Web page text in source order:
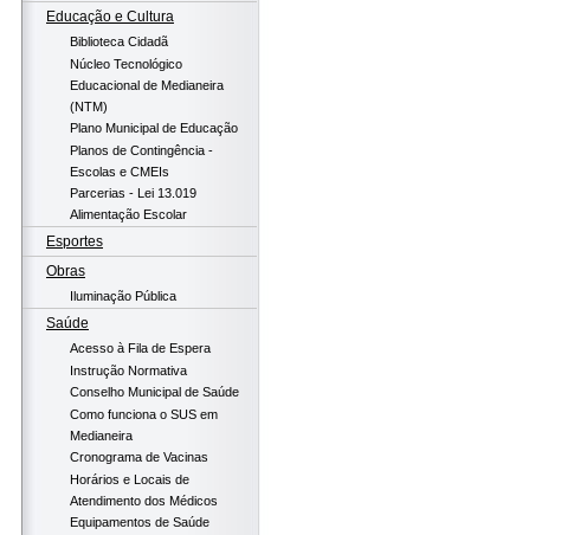
Educação e Cultura
Biblioteca Cidadã
Núcleo Tecnológico
Educacional de Medianeira
(NTM)
Plano Municipal de Educação
Planos de Contingência -
Escolas e CMEIs
Parcerias - Lei 13.019
Alimentação Escolar
Esportes
Obras
Iluminação Pública
Saúde
Acesso à Fila de Espera
Instrução Normativa
Conselho Municipal de Saúde
Como funciona o SUS em
Medianeira
Cronograma de Vacinas
Horários e Locais de
Atendimento dos Médicos
Equipamentos de Saúde